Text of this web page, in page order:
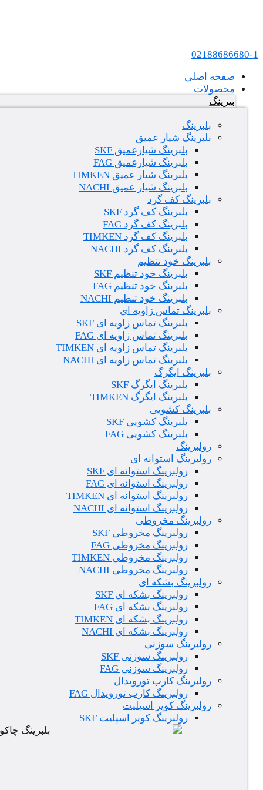
02188686680-1
صفحه اصلی
محصولات
بیرینگ
بلبرینگ
بلبرینگ شیار عمیق
بلبرینگ شیارعمیق SKF
بلبرینگ شیارعمیق FAG
بلبرینگ شیار عمیق TIMKEN
بلبرینگ شیار عمیق NACHI
بلبرینگ کف گرد
بلبرینگ کف گرد SKF
بلبرینگ کف گرد FAG
بلبرینگ کف گرد TIMKEN
بلبرینگ کف گرد NACHI
بلبرینگ خود تنظیم
بلبرینگ خود تنظیم SKF
بلبرینگ خود تنظیم FAG
بلبرینگ خود تنظیم NACHI
بلبرینگ تماس زاویه ای
بلبرینگ تماس زاویه ای SKF
بلبرینگ تماس زاویه ای FAG
بلبرینگ تماس زاویه ای TIMKEN
بلبرینگ تماس زاویه ای NACHI
بلبرینگ ایگرگ
بلبرینگ ایگرگ SKF
بلبرینگ ایگرگ TIMKEN
بلبرینگ کشویی
بلبرینگ کشویی SKF
بلبرینگ کشویی FAG
رولبرینگ
رولبرینگ استوانه ای
رولبرینگ استوانه ای SKF
رولبرینگ استوانه ای FAG
رولبرینگ استوانه ای TIMKEN
رولبرینگ استوانه ای NACHI
رولبرینگ مخروطی
رولبرینگ مخروطی SKF
رولبرینگ مخروطی FAG
رولبرینگ مخروطی TIMKEN
رولبرینگ مخروطی NACHI
رولبرینگ بشکه ای
رولبرینگ بشکه ای SKF
رولبرینگ بشکه ای FAG
رولبرینگ بشکه ای TIMKEN
رولبرینگ بشکه ای NACHI
رولبرینگ سوزنی
رولبرینگ سوزنی SKF
رولبرینگ سوزنی FAG
رولبرینگ کارب تورویدال
رولبرینگ کارب تورویدال FAG
رولبرینگ کوپر اسپلیت
رولبرینگ کوپر اسپلیت SKF